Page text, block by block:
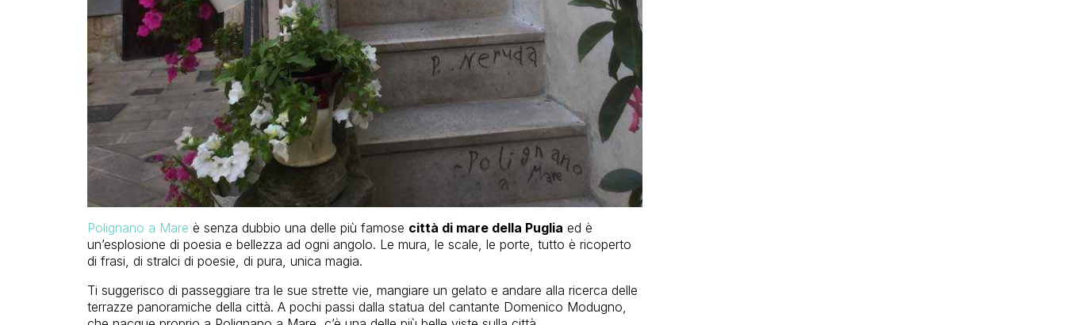
Polignano a Mare è senza dubbio una delle più famose città di mare della Puglia ed è
un’esplosione di poesia e bellezza ad ogni angolo. Le mura, le scale, le porte, tutto è ricoperto
di frasi, di stralci di poesie, di pura, unica magia.
Ti suggerisco di passeggiare tra le sue strette vie, mangiare un gelato e andare alla ricerca delle
terrazze panoramiche della città. A pochi passi dalla statua del cantante Domenico Modugno,